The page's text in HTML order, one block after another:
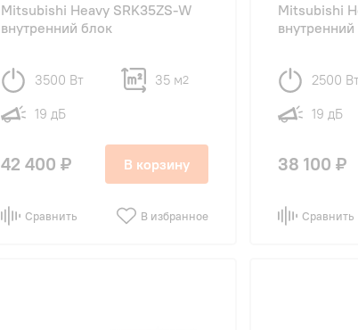
Mitsubishi Heavy SRK35ZS-W
внутренний блок
3500 Вт 35 м2
19 дБ
42 400 ₽ В корзину
Сравнить В избранное
Mitsubishi
2500
19 дБ
38 100 ₽
Сравнить